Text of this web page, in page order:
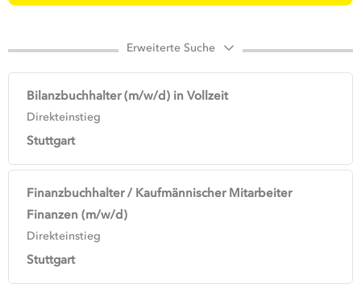
Erweiterte Suche
Bilanzbuchhalter (m/w/d) in Vollzeit
Direkteinstieg
Stuttgart
Finanzbuchhalter / Kaufmännischer Mitarbeiter
Finanzen (m/w/d)
Direkteinstieg
Stuttgart